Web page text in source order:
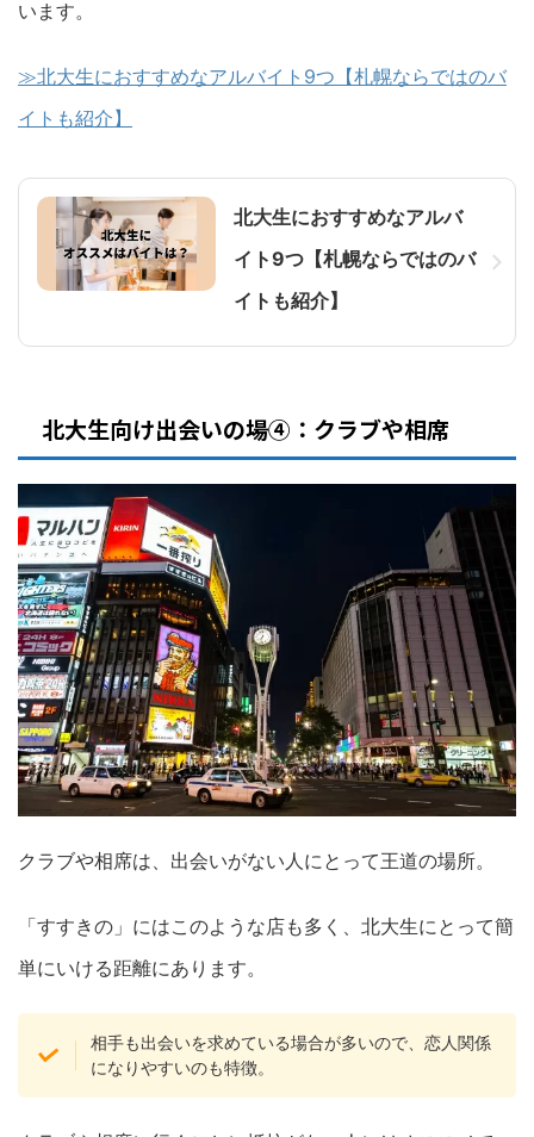
います。
≫北大生におすすめなアルバイト9つ【札幌ならではのバ
イトも紹介】
北大生におすすめなアルバ
イト9つ【札幌ならではのバ
イトも紹介】
北大生向け出会いの場④：クラブや相席
クラブや相席は、出会いがない人にとって王道の場所。
「すすきの」にはこのような店も多く、北大生にとって簡
単にいける距離にあります。
相手も出会いを求めている場合が多いので、恋人関係
になりやすいのも特徴。